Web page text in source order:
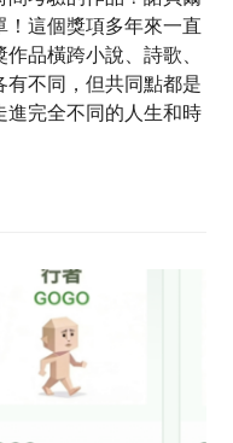
這個獎項多年來一直
品橫跨小說、詩歌、
不同，但共同點都是
完全不同的人生和時
日快樂！來看1901-2025